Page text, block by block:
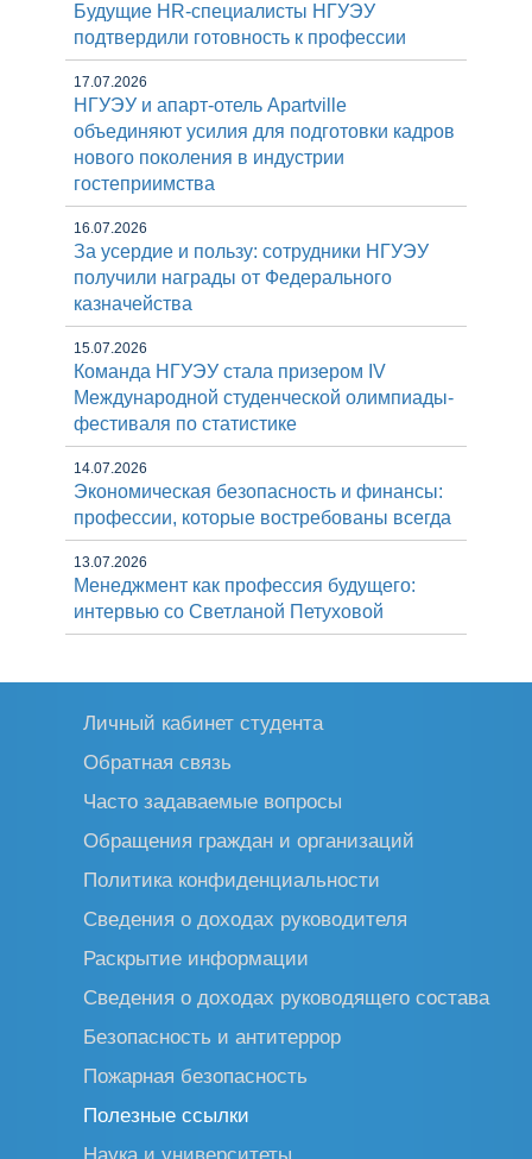
Будущие HR-специалисты НГУЭУ
подтвердили готовность к профессии
17.07.2026
НГУЭУ и апарт-отель Apartville
объединяют усилия для подготовки кадров
нового поколения в индустрии
гостеприимства
16.07.2026
За усердие и пользу: сотрудники НГУЭУ
получили награды от Федерального
казначейства
15.07.2026
Команда НГУЭУ стала призером IV
Международной студенческой олимпиады-
фестиваля по статистике
14.07.2026
Экономическая безопасность и финансы:
профессии, которые востребованы всегда
13.07.2026
Менеджмент как профессия будущего:
интервью со Светланой Петуховой
Личный кабинет студента
Обратная связь
Часто задаваемые вопросы
Обращения граждан и организаций
Политика конфиденциальности
Сведения о доходах руководителя
Раскрытие информации
Сведения о доходах руководящего состава
Безопасность и антитеррор
Пожарная безопасность
Полезные ссылки
Наука и университеты